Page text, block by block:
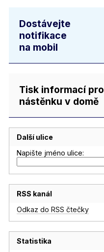
Dostávejte
notifikace
na mobil
Tisk informací pro
nástěnku v domě
Další ulice
Napište jméno ulice:
RSS kanál
Odkaz do RSS čtečky
Statistika